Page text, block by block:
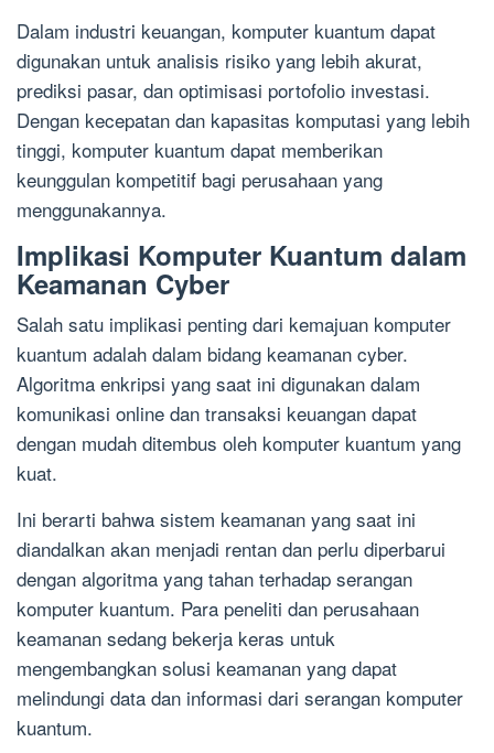
Dalam industri keuangan, komputer kuantum dapat
digunakan untuk analisis risiko yang lebih akurat,
prediksi pasar, dan optimisasi portofolio investasi.
Dengan kecepatan dan kapasitas komputasi yang lebih
tinggi, komputer kuantum dapat memberikan
keunggulan kompetitif bagi perusahaan yang
menggunakannya.
Implikasi Komputer Kuantum dalam
Keamanan Cyber
Salah satu implikasi penting dari kemajuan komputer
kuantum adalah dalam bidang keamanan cyber.
Algoritma enkripsi yang saat ini digunakan dalam
komunikasi online dan transaksi keuangan dapat
dengan mudah ditembus oleh komputer kuantum yang
kuat.
Ini berarti bahwa sistem keamanan yang saat ini
diandalkan akan menjadi rentan dan perlu diperbarui
dengan algoritma yang tahan terhadap serangan
komputer kuantum. Para peneliti dan perusahaan
keamanan sedang bekerja keras untuk
mengembangkan solusi keamanan yang dapat
melindungi data dan informasi dari serangan komputer
kuantum.